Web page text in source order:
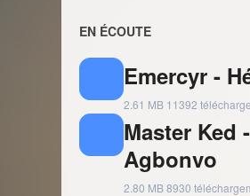
EN ÉCOUTE
Emercyr -
2.61 MB 11392
Master Ked -
Agbonvo
2.80 MB8930